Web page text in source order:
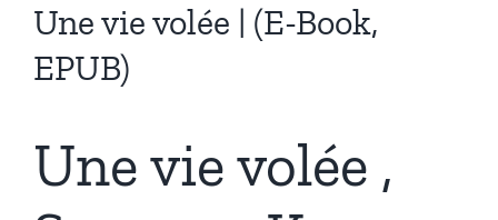
Une vie volée | (E-Book,
EPUB)
Une vie volée ,